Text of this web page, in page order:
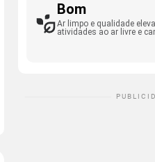
Bom
Ar limpo e qualidade
atividades ao ar livre e